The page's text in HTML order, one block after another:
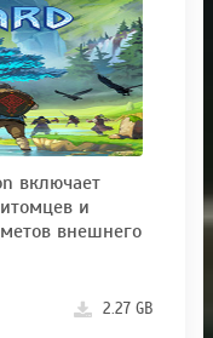
включает
и
внешнего
2.27 GB